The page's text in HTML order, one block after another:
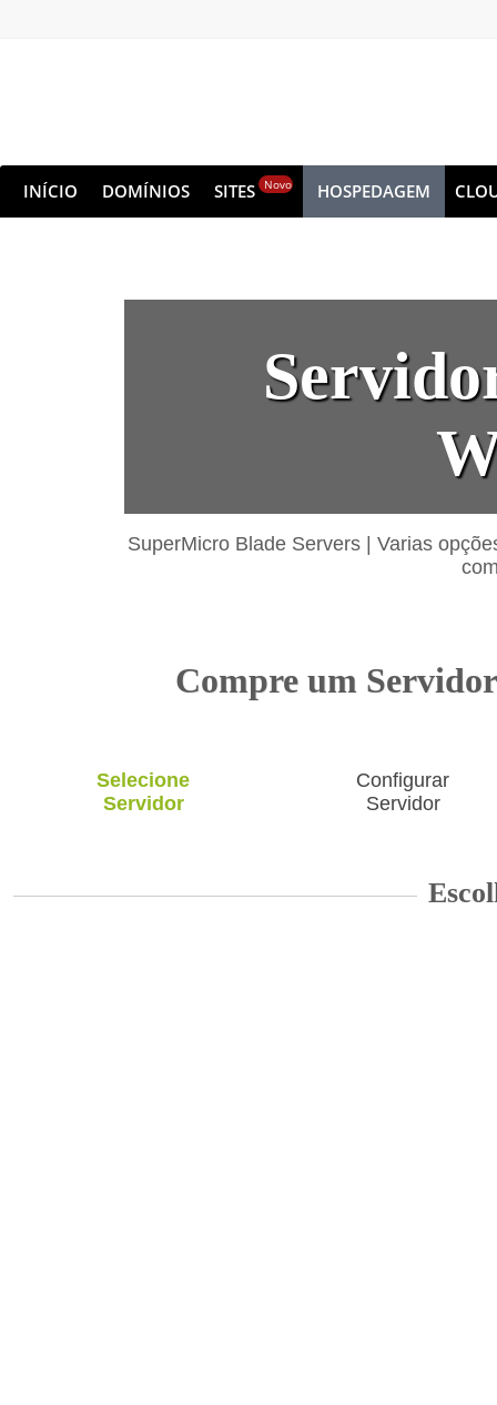
INÍCIO DOMÍNIOS SITES Novo HOSPEDAGEM
SuperMicro Blade Servers
Varias
Compre um
Selecione
Servidor
Configurar
Servidor